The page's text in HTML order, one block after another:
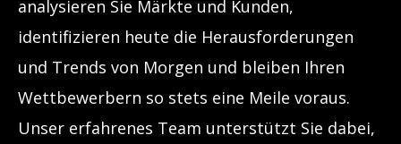
analysieren Sie Märkte und Kunden,
identifizieren heute die Herausforderungen
und Trends von Morgen und bleiben Ihren
Wettbewerbern so stets eine Meile voraus.
Unser erfahrenes Team unterstützt Sie dabei,